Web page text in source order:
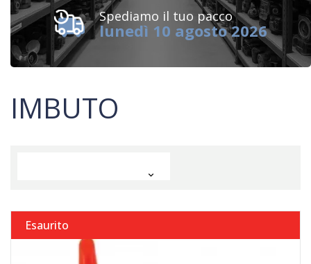
Spediamo il tuo pacco
lunedì 10 agosto 2026
IMBUTO

Esaurito